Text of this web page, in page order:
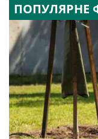
ПОПУЛЯРНЕ